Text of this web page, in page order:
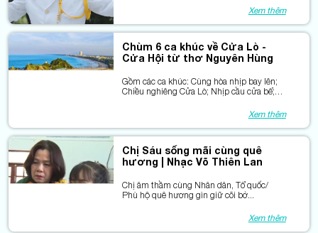
Xem thêm
Chùm 6 ca khúc về Cửa Lò -
Cửa Hội từ thơ Nguyên Hùng
Gồm các ca khúc: Cùng hòa nhịp bay lên;
Chiều nghiêng Cửa Lò; Nhịp cầu cửa bể;
Xem thêm
Chị Sáu sống mãi cùng quê
hương | Nhạc Võ Thiên Lan
Chị âm thầm cùng Nhân dân, Tổ quốc/
Phù hộ quê hương gìn giữ cõi bờ...
Xem thêm